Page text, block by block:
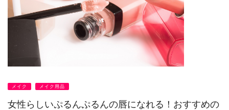
メイク メイク用品
女性らしいぷるんぷるんの唇になれる！おすすめの